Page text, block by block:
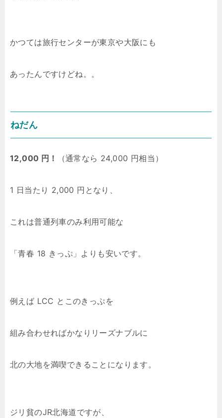
かつては旅行センターが東京や大阪にも
あったんですけどね。。
ねだん
12,000 円！ （通常なら 24,000 円相当）
1 日当たり 2,000 円となり、
これは普通列車のみ利用可能な
「青春 18 きっぷ」よりも安いです。
例えば LCC とこのきっぷを
組み合わせればかなりリーズナブルに
北の大地を満喫できることになります。
ジリ貧のJR北海道ですが、